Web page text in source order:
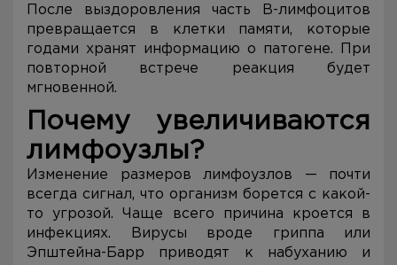
После выздоровления часть В-лимфоцитов
превращается в клетки памяти, которые
годами хранят информацию о патогене. При
повторной встрече реакция будет
мгновенной.
Почему увеличиваются
лимфоузлы?
Изменение размеров лимфоузлов — почти
всегда сигнал, что организм борется с какой-
то угрозой. Чаще всего причина кроется в
инфекциях. Вирусы вроде гриппа или
Эпштейна-Барр приводят к набуханию и